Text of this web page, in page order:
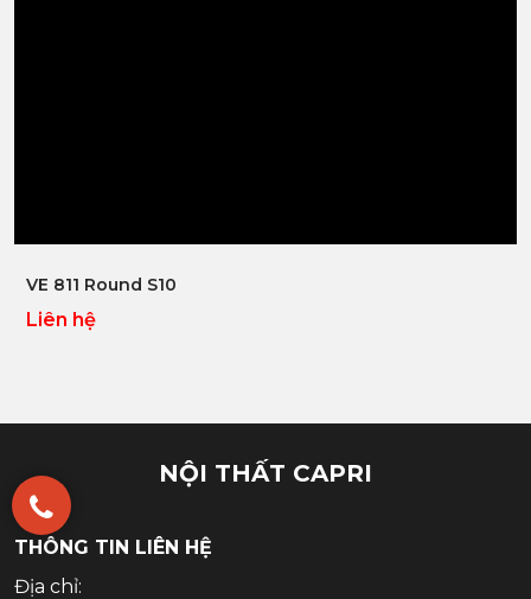
VE 811 Round S10
Liên hệ
NỘI THẤT CAPRI
THÔNG TIN LIÊN HỆ
Địa chỉ: